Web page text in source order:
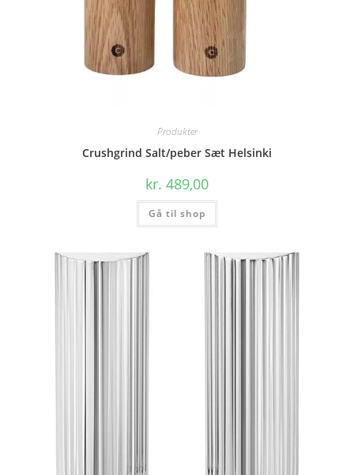
Produkter
Crushgrind Salt/peber Sæt Helsinki
kr. 489,00
Gå til shop